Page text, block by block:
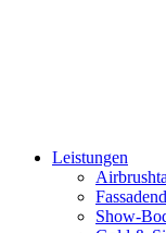
Leistungen
Show-